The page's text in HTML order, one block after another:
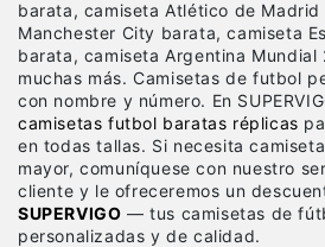
barata, camiseta Atlético de
Manchester City barata, camiseta
barata, camiseta Argentina
muchas más. Camisetas de futbol
con nombre y número. En
camisetas futbol baratas réplicas
en todas tallas. Si necesita
mayor, comuníquese con nuestro
cliente y le ofreceremos un
SUPERVIGO — tus camisetas de
personalizadas y de calidad.